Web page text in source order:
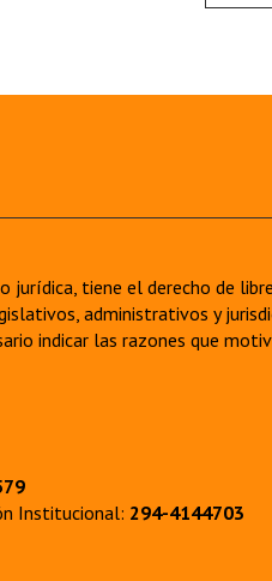
jurídica, tiene el derecho de
administrativos y
indicar las razones que
Institucional: 294-4144703